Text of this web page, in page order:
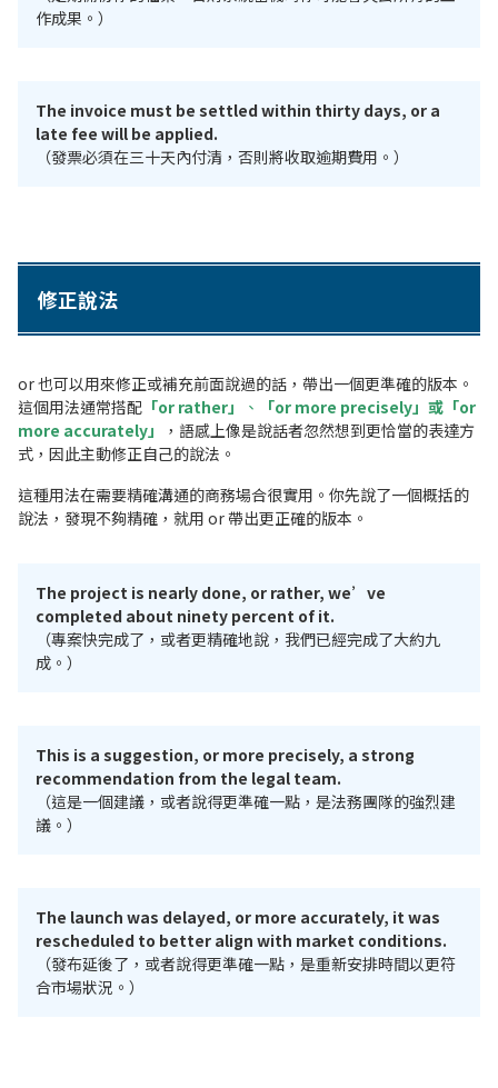
作成果。）
The invoice must be settled within thirty days, or a
late fee will be applied.
（發票必須在三十天內付清，否則將收取逾期費用。）
修正說法
or 也可以用來修正或補充前面說過的話，帶出一個更準確的版本。
這個用法通常搭配 「or rather」 、
「or more precisely」或「or
more accurately」
，語感上像是說話者忽然想到更恰當的表達方
式，因此主動修正自己的說法。
這種用法在需要精確溝通的商務場合很實用。你先說了一個概括的
說法，發現不夠精確，就用 or 帶出更正確的版本。
The project is nearly done, or rather, we’ve
completed about ninety percent of it.
（專案快完成了，或者更精確地說，我們已經完成了大約九
成。）
This is a suggestion, or more precisely, a strong
recommendation from the legal team.
（這是一個建議，或者說得更準確一點，是法務團隊的強烈建
議。）
The launch was delayed, or more accurately, it was
rescheduled to better align with market conditions.
（發布延後了，或者說得更準確一點，是重新安排時間以更符
合市場狀況。）